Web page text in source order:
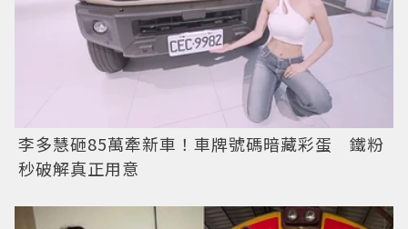
李多慧砸85萬牽新車！車牌號碼暗藏彩蛋 鐵粉
秒破解真正用意